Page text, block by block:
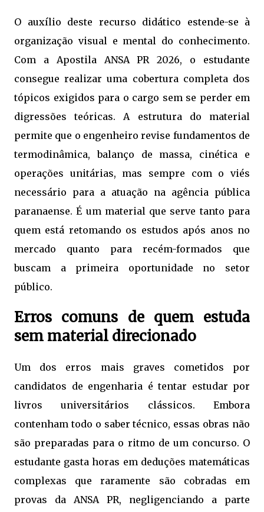
O auxílio deste recurso didático estende-se à
organização visual e mental do conhecimento.
Com a Apostila ANSA PR 2026, o estudante
consegue realizar uma cobertura completa dos
tópicos exigidos para o cargo sem se perder em
digressões teóricas. A estrutura do material
permite que o engenheiro revise fundamentos de
termodinâmica, balanço de massa, cinética e
operações unitárias, mas sempre com o viés
necessário para a atuação na agência pública
paranaense. É um material que serve tanto para
quem está retomando os estudos após anos no
mercado quanto para recém-formados que
buscam a primeira oportunidade no setor
público.
Erros comuns de quem estuda
sem material direcionado
Um dos erros mais graves cometidos por
candidatos de engenharia é tentar estudar por
livros universitários clássicos. Embora
contenham todo o saber técnico, essas obras não
são preparadas para o ritmo de um concurso. O
estudante gasta horas em deduções matemáticas
complexas que raramente são cobradas em
provas da ANSA PR, negligenciando a parte